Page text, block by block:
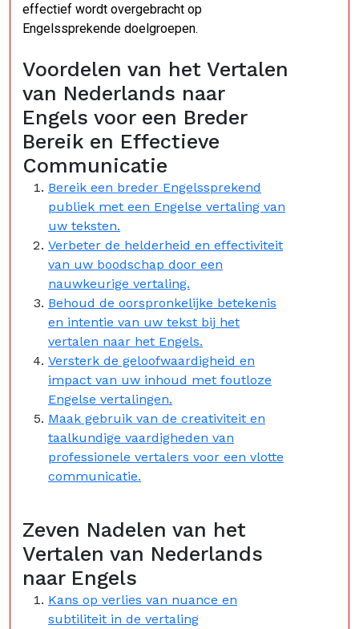
effectief wordt overgebracht op
Engelssprekende doelgroepen.
Voordelen van het Vertalen
van Nederlands naar
Engels voor een Breder
Bereik en Effectieve
Communicatie
Bereik een breder Engelssprekend
publiek met een Engelse vertaling van
uw teksten.
Verbeter de helderheid en effectiviteit
van uw boodschap door een
nauwkeurige vertaling.
Behoud de oorspronkelijke betekenis
en intentie van uw tekst bij het
vertalen naar het Engels.
Versterk de geloofwaardigheid en
impact van uw inhoud met foutloze
Engelse vertalingen.
Maak gebruik van de creativiteit en
taalkundige vaardigheden van
professionele vertalers voor een vlotte
communicatie.
Zeven Nadelen van het
Vertalen van Nederlands
naar Engels
Kans op verlies van nuance en
subtiliteit in de vertaling